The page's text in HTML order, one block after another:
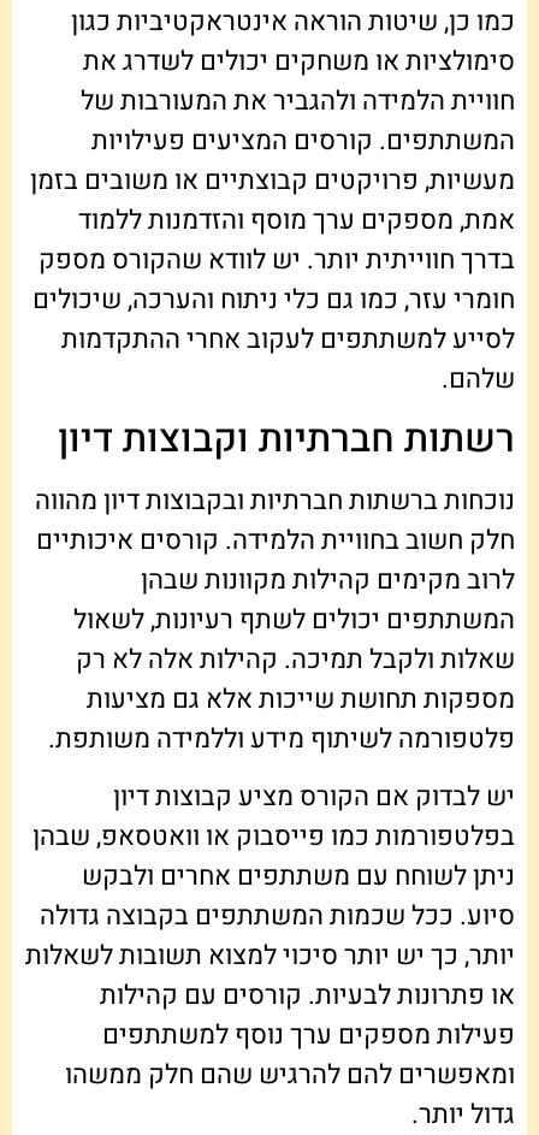
כמו כן, שיטות הוראה אינטראקטיביות כגון
סימולציות או משחקים יכולים לשדרג את
חוויית הלמידה ולהגביר את המעורבות של
המשתתפים. קורסים המציעים פעילויות
מעשיות, פרויקטים קבוצתיים או משובים בזמן
אמת, מספקים ערך מוסף והזדמנות ללמוד
בדרך חווייתית יותר. יש לוודא שהקורס מספק
חומרי עזר, כמו גם כלי ניתוח והערכה, שיכולים
לסייע למשתתפים לעקוב אחרי ההתקדמות
שלהם.
רשתות חברתיות וקבוצות דיון
נוכחות ברשתות חברתיות ובקבוצות דיון מהווה
חלק חשוב בחוויית הלמידה. קורסים איכותיים
לרוב מקימים קהילות מקוונות שבהן
המשתתפים יכולים לשתף רעיונות, לשאול
שאלות ולקבל תמיכה. קהילות אלה לא רק
מספקות תחושת שייכות אלא גם מציעות
פלטפורמה לשיתוף מידע וללמידה משותפת.
יש לבדוק אם הקורס מציע קבוצות דיון
בפלטפורמות כמו פייסבוק או וואטסאפ, שבהן
ניתן לשוחח עם משתתפים אחרים ולבקש
סיוע. ככל שכמות המשתתפים בקבוצה גדולה
יותר, כך יש יותר סיכוי למצוא תשובות לשאלות
או פתרונות לבעיות. קורסים עם קהילות
פעילות מספקים ערך נוסף למשתתפים
ומאפשרים להם להרגיש שהם חלק ממשהו
גדול יותר.